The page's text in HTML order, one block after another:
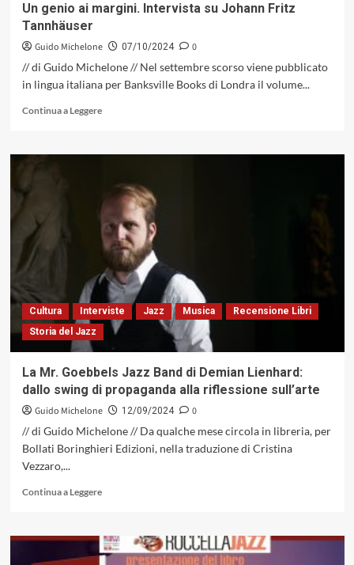
Un genio ai margini. Intervista su Johann Fritz
Tannhäuser
Guido Michelone 07/10/2024
0
// di Guido Michelone // Nel settembre scorso viene pubblicato
in lingua italiana per Banksville Books di Londra il volume...
Continua a LeggereLeggi
su
genio
margini.
Intervista
su
Johann
Fritz
Tannhäuser
Cultura Interviste Jazz Musica
Recensione Libri
Storia del Jazz
La Mr. Goebbels Jazz Band di Demian Lienhard:
dallo swing di propaganda alla riflessione sull’arte
Guido Michelone 12/09/2024
0
// di Guido Michelone // Da qualche mese circola in libreria, per
Bollati Boringhieri Edizioni, nella traduzione di Cristina
Vezzaro,...
Continua a LeggereLeggi
su
La